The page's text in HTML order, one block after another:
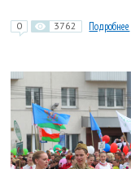
0 3762 Подробнее